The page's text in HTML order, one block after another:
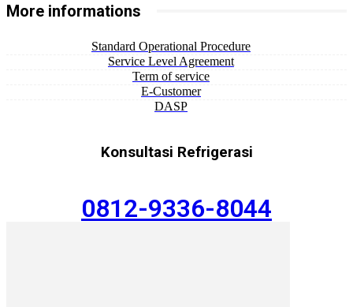
More informations
Standard Operational Procedure
Service Level Agreement
Term of service
E-Customer
DASP
Konsultasi Refrigerasi
0812-9336-8044